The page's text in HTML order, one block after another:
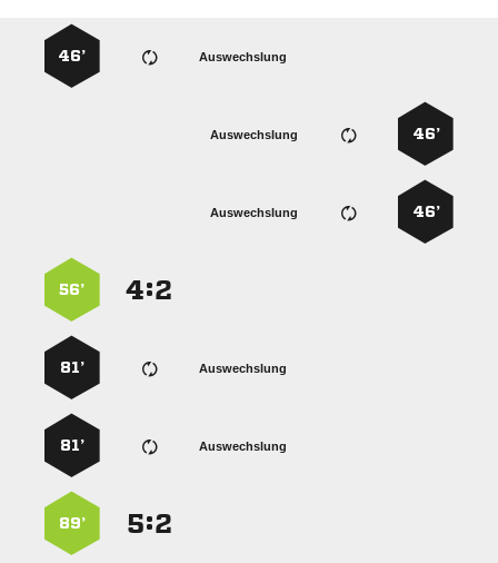
Auswechslung
46’
46’
Auswechslung
46’
Auswechslung
:
56’
Auswechslung
81’
Auswechslung
81’
:
89’